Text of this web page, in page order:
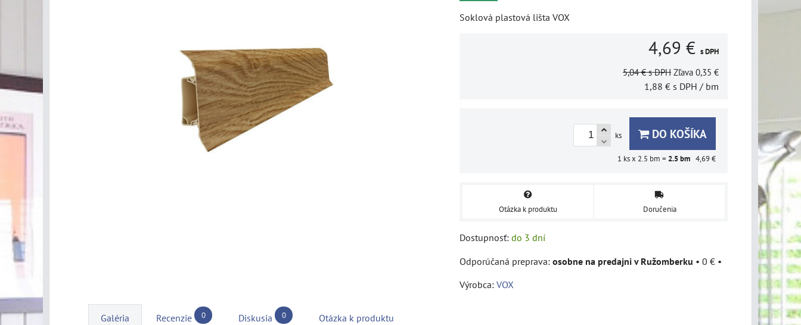
Soklová plastová lišta VOX
4,69 € s DPH
5,04 € s DPH Zľava 0,35 €
1,88 € s DPH / bm
ks DO KOŠÍKA
1 ks x 2.5 bm = 2.5bm 4,69 €
Otázka k produktu Doručenia
Dostupnosť: do 3 dní
osobne na predajni v Ružomberku • 0 € •
Výrobca: VOX
Galéria Recenzie 0 Diskusia 0 Otázka k produktu